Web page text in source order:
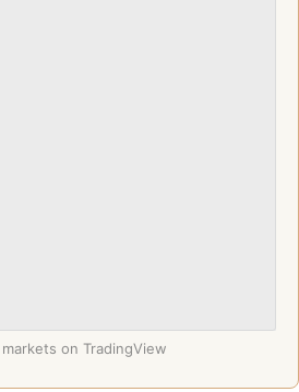
markets on TradingView